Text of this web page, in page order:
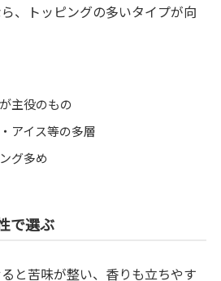
、トッピングの多いタイプが向
主役のもの
アイス等の多層
グ多め
で選ぶ
と苦味が整い、香りも立ちやす